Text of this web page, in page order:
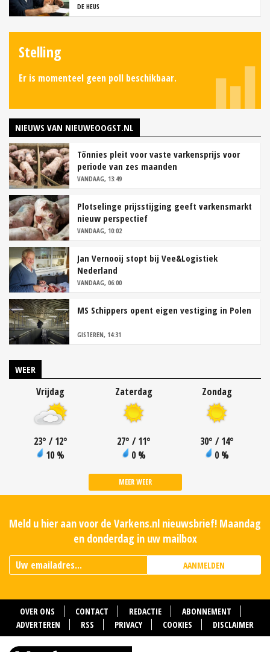
DE HEUS
Stelling
Er is momenteel geen poll beschikbaar.
NIEUWS VAN NIEUWEOOGST.NL
Tönnies pleit voor vaste varkensprijs voor
periode van zes maanden
VANDAAG, 13:49
Plotselinge prijsstijging geeft varkensmarkt
nieuw perspectief
VANDAAG, 10:02
Jan Vernooij stopt bij Vee&Logistiek
Nederland
VANDAAG, 06:00
MS Schippers opent eigen vestiging in Polen
GISTEREN, 14:31
WEER
Vrijdag
23° / 12°
10 %
Zaterdag
27° / 11°
0 %
Zondag
30° / 14°
0 %
MEER WEER
Meld u hier aan voor de Varkens.nl nieuwsbrief! Maandag
en donderdag in uw mailbox
AANMELDEN
OVER ONS CONTACT REDACTIE
ABONNEMENT
ADVERTEREN
RSS PRIVACY COOKIES DISCLAIMER